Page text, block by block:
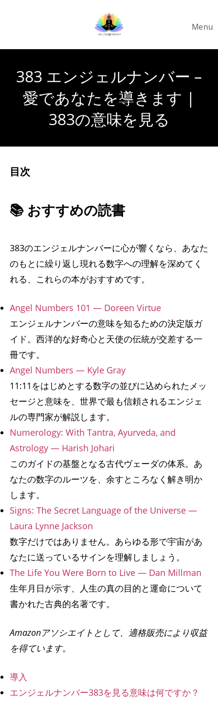
Menu
383 エンジェルナンバー –
愛であなたを導きます |
383の意味を見る
目次
📚 おすすめの読書
383のエンジェルナンバーに心が響くなら、あなた
のもとに繰り返し現れる数字への理解を深めてく
れる、これらの本がおすすめです。
Angel Numbers 101 — Doreen Virtue
エンジェルナンバーの意味を知るための決定版ガ
イド。西洋的な好奇心と天使の伝統が交差する一
冊です。
Angel Numbers — Kyle Gray
11:11をはじめとする数字の並びに込められたメッ
セージと意味を、世界で最も信頼されるエンジェ
ルの専門家が解説します。
Numerology: With Tantra, Ayurveda, and
Astrology — Harish Johari
このガイドの基盤となる古代ヴェーダの体系。あ
なたの数字のルーツを、余すところなく解き明か
します。
Signs: The Secret Language of the Universe —
Laura Lynne Jackson
数字だけではありません。あらゆる形で宇宙があ
なたに送っているサインを理解しましょう。
The Life You Were Born to Live — Dan Millman
生年月日が示す、人生の真の目的と運命について
書かれた古典的名著です。
Amazonアソシエイトとして、適格販売により収益
を得ています。
導入
エンジェルナンバー383を見る意味は何ですか？